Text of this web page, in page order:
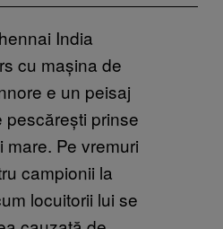
cu mașina de
e un peisaj
prinse
Pe vremuri
campionii la
locuitorii lui se